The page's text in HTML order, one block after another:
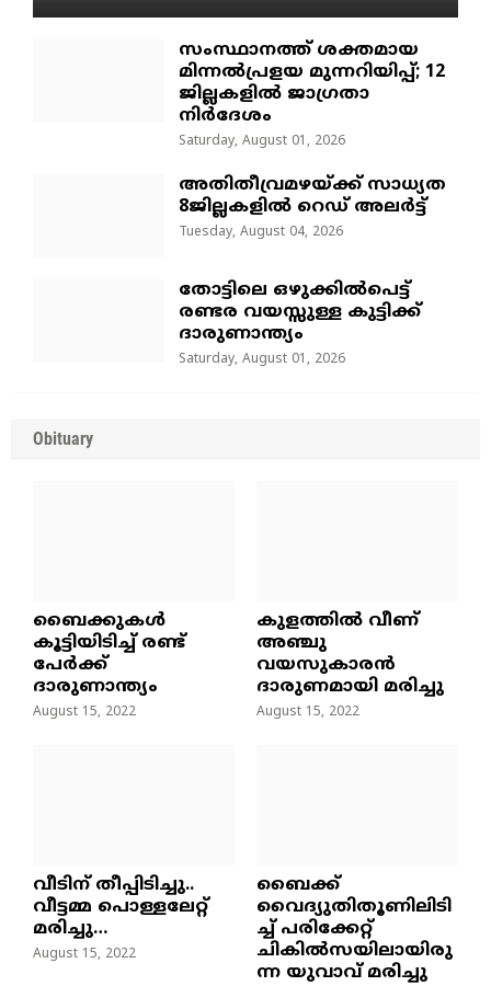
സംസ്ഥാനത്ത് ശക്തമായ
മിന്നൽപ്രളയ മുന്നറിയിപ്പ്; 12
ജില്ലകളിൽ ജാഗ്രതാ
നിർദേശം
Saturday, August 01, 2026
അതിതീവ്രമഴയ്ക്ക് സാധ്യത
8ജില്ലകളിൽ റെഡ് അലർട്ട്
Tuesday, August 04, 2026
തോട്ടിലെ ഒഴുക്കിൽപെട്ട്
രണ്ടര വയസ്സുള്ള കുട്ടിക്ക്
ദാരുണാന്ത്യം
Saturday, August 01, 2026
Obituary
ബൈക്കുകൾ
കൂട്ടിയിടിച്ച് രണ്ട്
പേർക്ക്
ദാരുണാന്ത്യം
August 15, 2022
കുളത്തില്‍ വീണ്
അഞ്ചു
വയസുകാരന്‍
ദാരുണമായി മരിച്ചു
August 15, 2022
വീടിന് തീപ്പിടിച്ചു..
വീട്ടമ്മ പൊള്ളലേറ്റ്
മരിച്ചു…
August 15, 2022
ബൈക്ക്
വൈദ്യുതിതൂണിലിടി
ച്ച്‌ പരിക്കേറ്റ്
ചികില്‍സയിലായിരു
ന്ന യുവാവ് മരിച്ചു